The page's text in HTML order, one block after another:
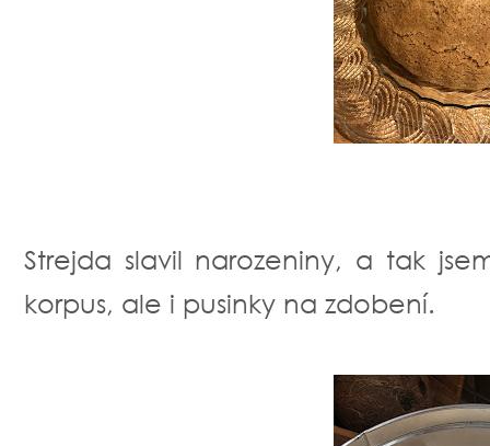
Strejda slavil narozeniny, a tak
korpus, ale i pusinky na zdobení.